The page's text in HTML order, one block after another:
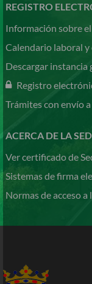
REGISTRO
Información sobre
Calendario laboral
Descargar instancia
Registro
Trámites con envío
ACERCA DE LA
Ver certificado de
Sistemas de firma
Normas de acceso